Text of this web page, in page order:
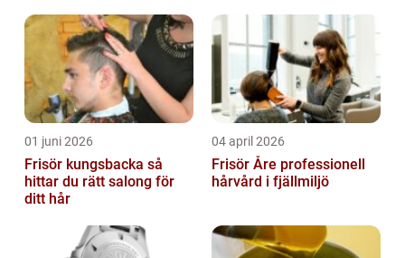
01 juni 2026
Frisör kungsbacka så
hittar du rätt salong för
ditt hår
04 april 2026
Frisör Åre professionell
hårvård i fjällmiljö